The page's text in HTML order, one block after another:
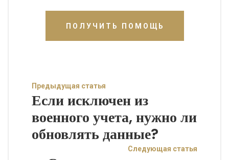
ПОЛУЧИТЬ ПОМОЩЬ
Предыдущая статья
Если исключен из
военного учета, нужно ли
обновлять данные?
Следующая статья